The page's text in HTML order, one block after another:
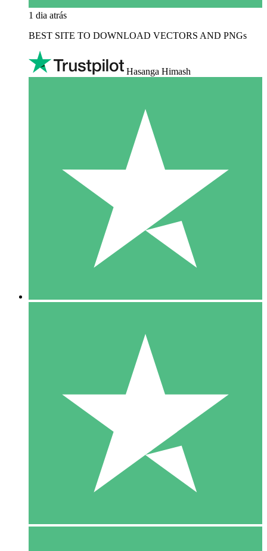
1 dia atrás
BEST SITE TO DOWNLOAD VECTORS AND PNGs
Hasanga Himash